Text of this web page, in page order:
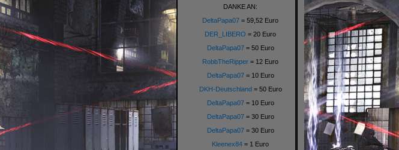
DANKE AN:
DeltaPapa07 = 59,52 Euro
DER_LIBERO = 20 Euro
DeltaPapa07= 50 Euro
RobbTheRipper = 12 Euro
DeltaPapa07= 10 Euro
DKH-Deutschland = 50 Euro
DeltaPapa07= 10 Euro
DeltaPapa07= 30 Euro
DeltaPapa07= 30 Euro
Kleenex84 = 1 Euro